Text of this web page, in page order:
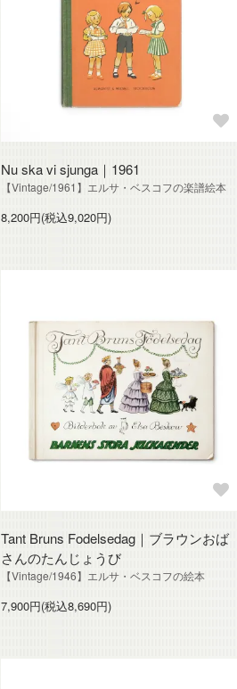
Nu ska vi sjunga｜1961
【Vintage/1961】エルサ・ベスコフの楽譜絵本
8,200円(税込9,020円)
Tant Bruns Fodelsedag｜ブラウンおば
さんのたんじょうび
【Vintage/1946】エルサ・ベスコフの絵本
7,900円(税込8,690円)